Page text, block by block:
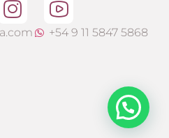
+54 9 11 5847 5868